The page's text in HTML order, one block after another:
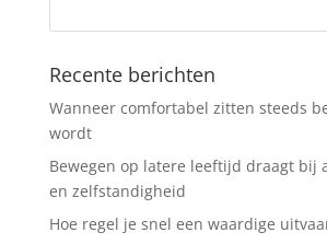
Recente berichten
Wanneer comfortabel zitten steeds
wordt
Bewegen op latere leeftijd draagt bij
en zelfstandigheid
Hoe regel je snel een waardige